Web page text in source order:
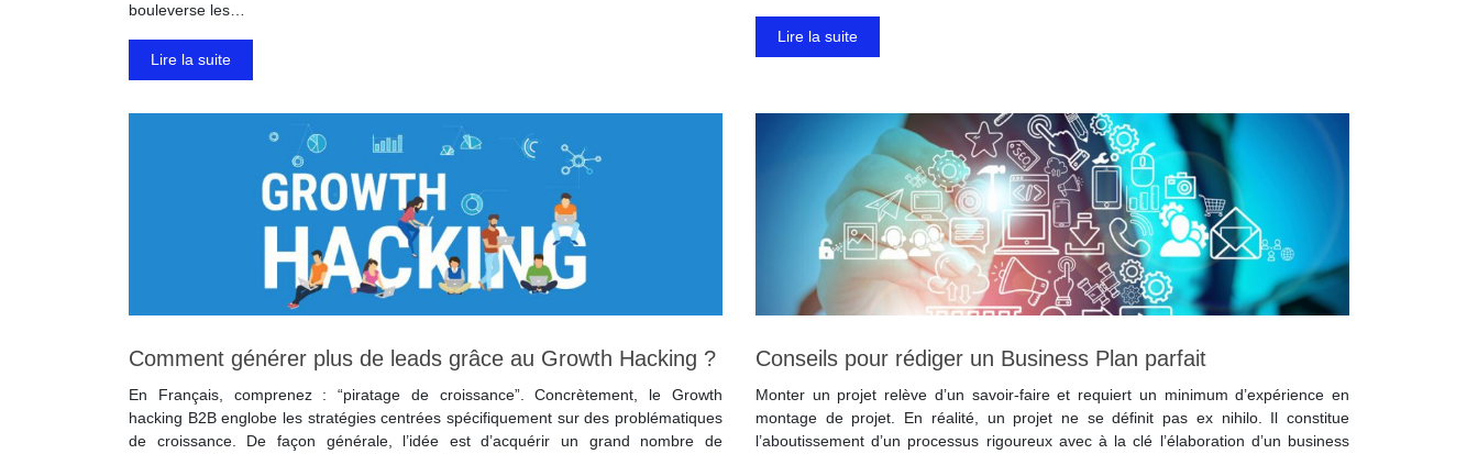
bouleverse les…
Lire la suite
Lire la suite
Comment générer plus de leads grâce au Growth Hacking ?
En Français, comprenez : “piratage de croissance”. Concrètement, le Growth
hacking B2B englobe les stratégies centrées spécifiquement sur des problématiques
de croissance. De façon générale, l’idée est d’acquérir un grand nombre de
Conseils pour rédiger un Business Plan parfait
Monter un projet relève d’un savoir-faire et requiert un minimum d’expérience en
montage de projet. En réalité, un projet ne se définit pas ex nihilo. Il constitue
l’aboutissement d’un processus rigoureux avec à la clé l’élaboration d’un business